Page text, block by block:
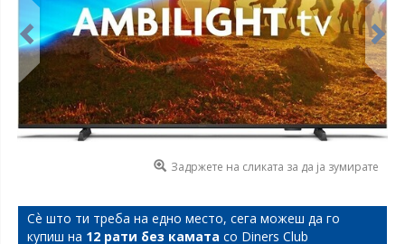
Задржете на сликата за да ја зумирате
Сѐ што ти треба на едно место, сега можеш да го
купиш на 12 рати без камата со Diners Club